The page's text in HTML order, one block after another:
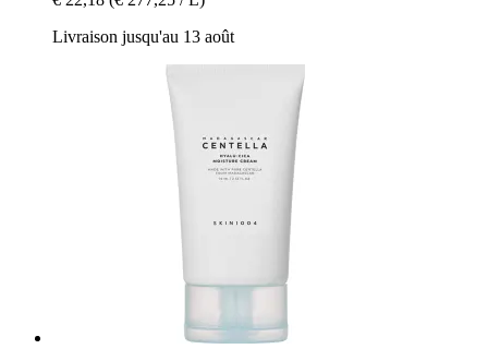
Livraison jusqu'au 13 août